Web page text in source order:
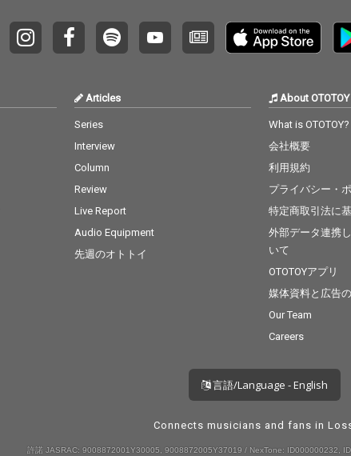
Articles
Series
Interview
Column
Review
Live Report
Audio Equipment
先週のオトトイ
About OTOTOY
What is OTOTOY?
会社概要
利用規約
プライバシー・
特定商取引法に
外部データ連携
いて
OTOTOYアプリ
媒体資料と広告
Our Team
Careers
言語/Language - English
Connects musicians and fans in
許諾 JASRAC: 9008872001Y30005, 9008872005Y37019 / NexTone: ID000000232,